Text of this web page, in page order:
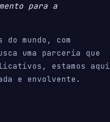
para a
mundo, com
uma parceria que
estamos aqui
e envolvente.